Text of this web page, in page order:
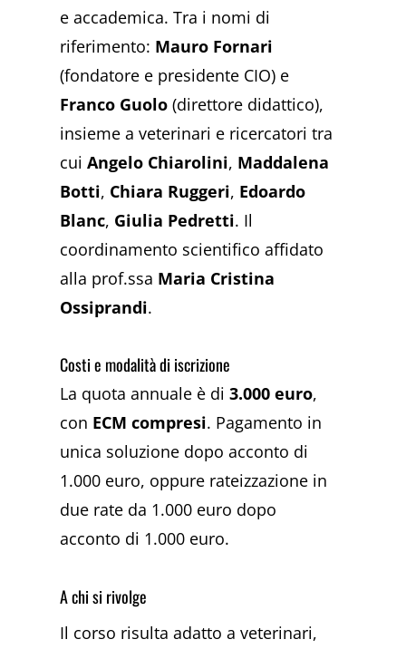
e accademica. Tra i nomi di
riferimento: Mauro Fornari
(fondatore e presidente CIO) e
Franco Guolo (direttore didattico),
insieme a veterinari e ricercatori tra
cuiAngelo Chiarolini, Maddalena
Botti, Chiara Ruggeri, Edoardo
Blanc, Giulia Pedretti. Il
coordinamento scientifico affidato
alla prof.ssa Maria Cristina
Ossiprandi.
Costi e modalità di iscrizione
La quota annuale è di3.000 euro,
con ECM compresi. Pagamento in
unica soluzione dopo acconto di
1.000 euro, oppure rateizzazione in
due rate da 1.000 euro dopo
acconto di 1.000 euro.
A chi si rivolge
Il corso risulta adatto a veterinari,